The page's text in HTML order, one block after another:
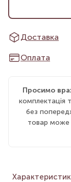
Доставка
Оплата
Просимо
комплектація
без
товар може